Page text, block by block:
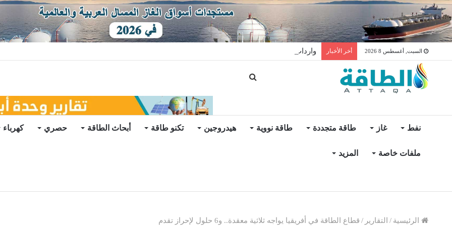
السبت, أغسطس 8 2026 أخر الأخبار واردات المغرب من الغاز ترتفع 15% في شهر يوليو
نفط غاز طاقة متجددة طاقة نووية هيدروجين تكنو طاقة أبحاث الطاقة حصري كهرباء
ملفات خاصة المزيد
الرئيسية / التقارير / قطاع الطاقة في أفريقيا يواجه ثلاثية معقدة.. و6 حلول لإحراز تقدم